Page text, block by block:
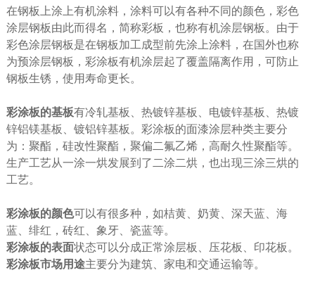
在钢板上涂上有机涂料，涂料可以有各种不同的颜色，彩色
涂层钢板由此而得名，简称彩板，也称有机涂层钢板。由于
彩色涂层钢板是在钢板加工成型前先涂上涂料，在国外也称
为预涂层钢板，彩涂板有机涂层起了覆盖隔离作用，可防止
钢板生锈，使用寿命更长。
彩涂板的基板有冷轧基板、热镀锌基板、电镀锌基板、热镀
锌铝镁基板、镀铝锌基板。彩涂板的面漆涂层种类主要分
为：聚酯，硅改性聚酯，聚偏二氟乙烯，高耐久性聚酯等。
生产工艺从一涂一烘发展到了二涂二烘，也出现三涂三烘的
工艺。
彩涂板的颜色可以有很多种，如桔黄、奶黄、深天蓝、海
蓝、绯红，砖红、象牙、瓷蓝等。
彩涂板的表面状态可以分成正常涂层板、压花板、印花板。
彩涂板市场用途主要分为建筑、家电和交通运输等。